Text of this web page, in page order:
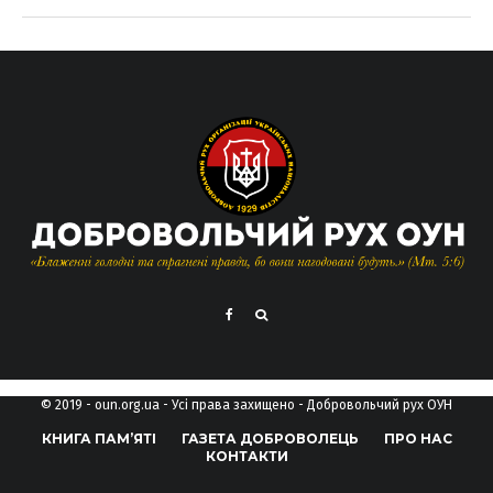
© 2019 - oun.org.ua - Усі права захищено - Добровольчий рух ОУН
КНИГА ПАМ’ЯТІ ГАЗЕТА ДОБРОВОЛЕЦЬ
ПРО НАС
КОНТАКТИ